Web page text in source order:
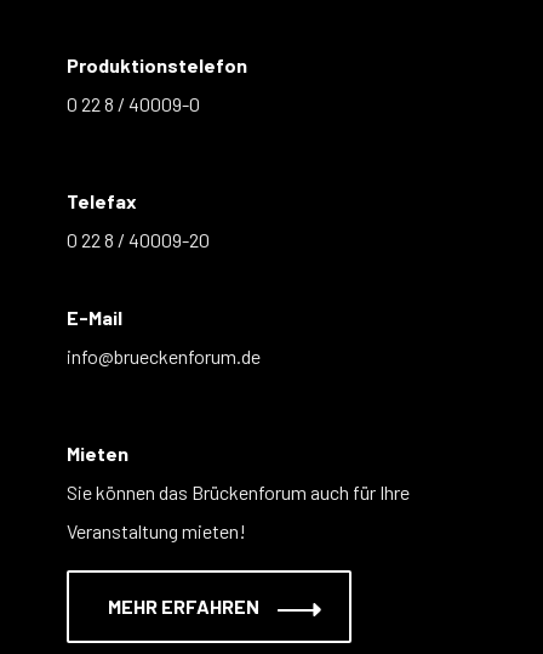
Produktionstelefon
0 22 8 / 40009-0
Telefax
0 22 8 / 40009-20
E-Mail
info@brueckenforum.de
Mieten
Sie können das Brückenforum auch für Ihre
Veranstaltung mieten!
MEHR ERFAHREN